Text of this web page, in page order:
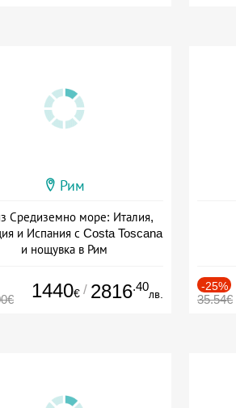
Рим
Средиземно море: Италия,
и Испания с Costa Toscana
и нощувка в Рим
1440€ / 2816.40
лв.
-25%
35.54€